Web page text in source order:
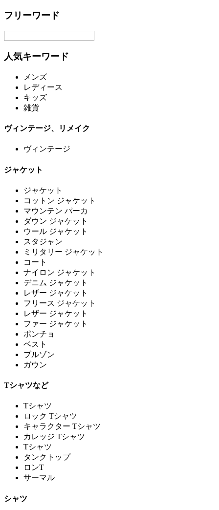
フリーワード
人気キーワード
メンズ
レディース
キッズ
雑貨
ヴィンテージ、リメイク
ヴィンテージ
ジャケット
ジャケット
コットン ジャケット
マウンテン パーカ
ダウン ジャケット
ウール ジャケット
スタジャン
ミリタリー ジャケット
コート
ナイロン ジャケット
デニム ジャケット
レザー ジャケット
フリース ジャケット
レザー ジャケット
ファー ジャケット
ポンチョ
ベスト
ブルゾン
ガウン
Tシャツなど
Tシャツ
ロック Tシャツ
キャラクター Tシャツ
カレッジ Tシャツ
Tシャツ
タンクトップ
ロンT
サーマル
シャツ